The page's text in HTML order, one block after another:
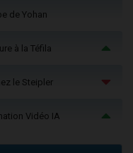
de Yohan
à la Téfila
le Steipler
Vidéo IA